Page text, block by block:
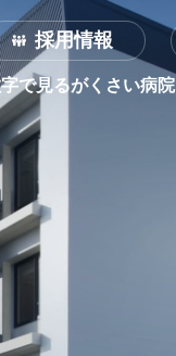
採用情報
で見るがくさい病院